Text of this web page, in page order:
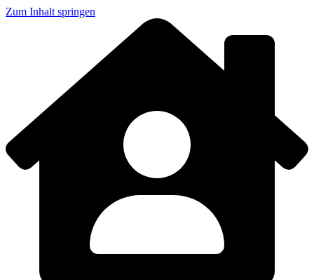
Zum Inhalt springen